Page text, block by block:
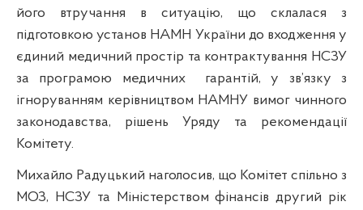
його втручання в ситуацію, що склалася з
підготовкою установ НАМН України до входження у
єдиний медичний простір та контрактування НСЗУ
за програмою медичних
гарантій, у зв’язку з
ігноруванням керівництвом НАМНУ вимог чинного
законодавства, рішень Уряду та рекомендації
Комітету.
Михайло Радуцький наголосив, що Комітет спільно з
МОЗ, НСЗУ та Міністерством фінансів другий рік